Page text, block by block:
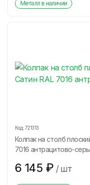
Металл в наличии
Код: 721313
Колпак на столб
7016 антрацитово-
6 145 ₽ / шт